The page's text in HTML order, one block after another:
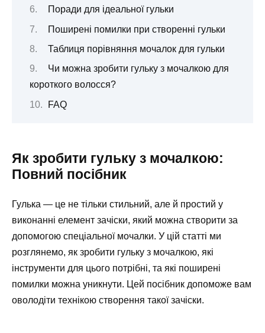
Поради для ідеальної гульки
Поширені помилки при створенні гульки
Таблиця порівняння мочалок для гульки
Чи можна зробити гульку з мочалкою для
короткого волосся?
FAQ
Як зробити гульку з мочалкою:
Повний посібник
Гулька — це не тільки стильний, але й простий у
виконанні елемент зачіски, який можна створити за
допомогою спеціальної мочалки. У цій статті ми
розглянемо, як зробити гульку з мочалкою, які
інструменти для цього потрібні, та які поширені
помилки можна уникнути. Цей посібник допоможе вам
оволодіти технікою створення такої зачіски.